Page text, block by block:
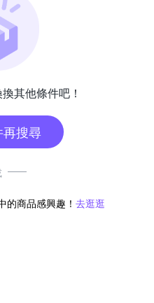
其他條件吧！
搜尋
的商品感興趣！ 去逛逛